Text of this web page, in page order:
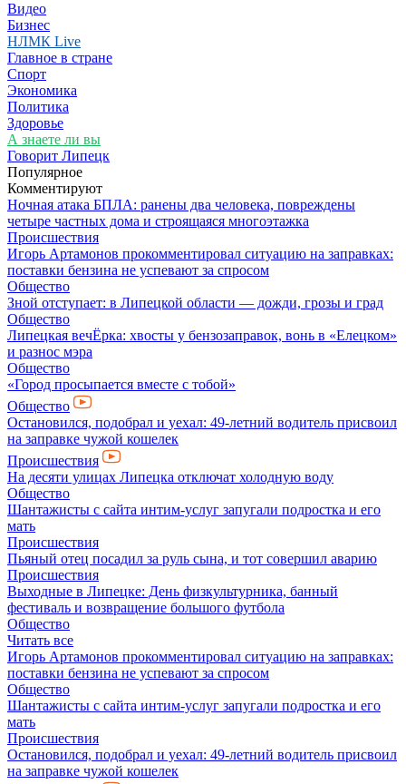
Видео
Бизнес
НЛМК Live
Главное в стране
Спорт
Экономика
Политика
Здоровье
А знаете ли вы
Говорит Липецк
Популярное
Комментируют
Ночная атака БПЛА: ранены два человека, повреждены
четыре частных дома и строящаяся многоэтажка
Происшествия
Игорь Артамонов прокомментировал ситуацию на заправках:
поставки бензина не успевают за спросом
Общество
Зной отступает: в Липецкой области — дожди, грозы и град
Общество
Липецкая вечЁрка: хвосты у бензозаправок, вонь в «Елецком»
и разнос мэра
Общество
«Город просыпается вместе с тобой»
Общество
Остановился, подобрал и уехал: 49-летний водитель присвоил
на заправке чужой кошелек
Происшествия
На десяти улицах Липецка отключат холодную воду
Общество
Шантажисты с сайта интим-услуг запугали подростка и его
мать
Происшествия
Пьяный отец посадил за руль сына, и тот совершил аварию
Происшествия
Выходные в Липецке: День физкультурника, банный
фестиваль и возвращение большого футбола
Общество
Читать все
Игорь Артамонов прокомментировал ситуацию на заправках:
поставки бензина не успевают за спросом
Общество
Шантажисты с сайта интим-услуг запугали подростка и его
мать
Происшествия
Остановился, подобрал и уехал: 49-летний водитель присвоил
на заправке чужой кошелек